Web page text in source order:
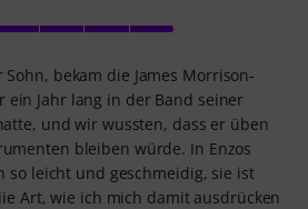
bekam die James Morrison-
ein Jahr lang in der Band seiner
und wir wussten, dass er üben
bleiben würde. In Enzos
so leicht und geschmeidig, sie ist
Art, wie ich mich damit ausdrücken